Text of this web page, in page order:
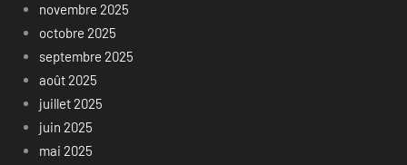
novembre 2025
octobre 2025
septembre 2025
août 2025
juillet 2025
juin 2025
mai 2025